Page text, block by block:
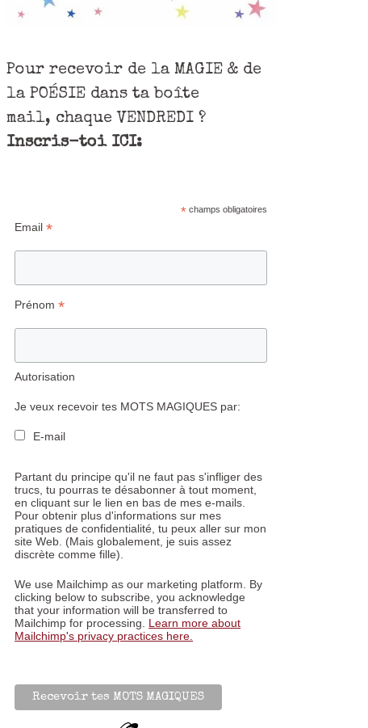
Pour recevoir de la MAGIE & de
la POÉSIE dans ta boîte
mail, chaque VENDREDI ?
Inscris-toi ICI:
*champs obligatoires
Email*
Prénom*
Autorisation
Je veux recevoir tes MOTS MAGIQUES par:
E-mail
Partant du principe qu'il ne faut pas s'infliger des
trucs, tu pourras te désabonner à tout moment,
en cliquant sur le lien en bas de mes e-mails.
Pour obtenir plus d'informations sur mes
pratiques de confidentialité, tu peux aller sur mon
site Web. (Mais globalement, je suis assez
discrète comme fille).
We use Mailchimp as our marketing platform. By
clicking below to subscribe, you acknowledge
that your information will be transferred to
Mailchimp for processing. Learn more about
Mailchimp's privacy practices here.